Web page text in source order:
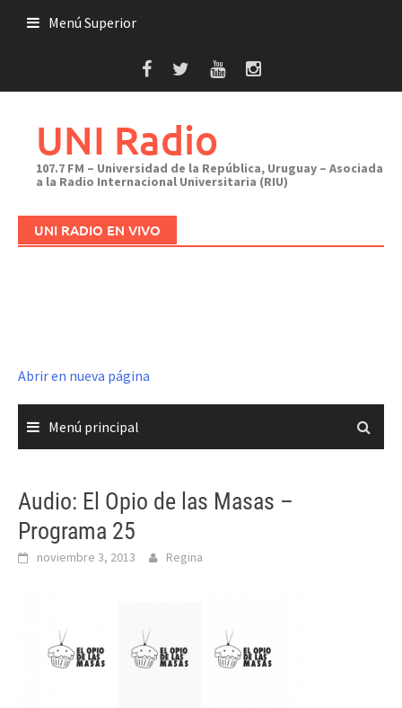
Menú Superior
UNI Radio
107.7 FM – Universidad de la República, Uruguay – Asociada
a la Radio Internacional Universitaria (RIU)
UNI RADIO EN VIVO
Abrir en nueva página
Menú principal
Audio: El Opio de las Masas –
Programa 25
noviembre 3, 2013 Regina